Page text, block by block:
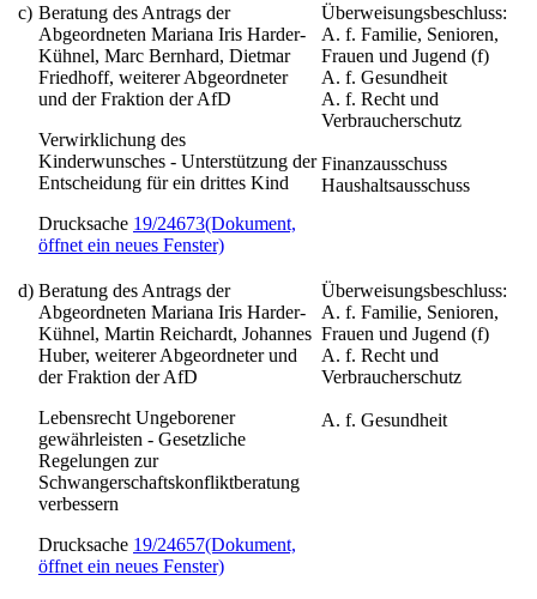
c) Beratung des Antrags der
Abgeordneten Mariana Iris Harder-
Kühnel, Marc Bernhard, Dietmar
Friedhoff, weiterer Abgeordneter
und der Fraktion der AfD
Verwirklichung des
Kinderwunsches - Unterstützung der
Entscheidung für ein drittes Kind
Drucksache 19/24673(Dokument,
öffnet ein neues Fenster)
Überweisungsbeschluss:
A. f. Familie, Senioren,
Frauen und Jugend (f)
A. f. Gesundheit
A. f. Recht und
Verbraucherschutz
Finanzausschuss
Haushaltsausschuss
d) Beratung des Antrags der
Abgeordneten Mariana Iris Harder-
Kühnel, Martin Reichardt, Johannes
Huber, weiterer Abgeordneter und
der Fraktion der AfD
Lebensrecht Ungeborener
gewährleisten - Gesetzliche
Regelungen zur
Schwangerschaftskonfliktberatung
verbessern
Drucksache 19/24657(Dokument,
öffnet ein neues Fenster)
Überweisungsbeschluss:
A. f. Familie, Senioren,
Frauen und Jugend (f)
A. f. Recht und
Verbraucherschutz
A. f. Gesundheit